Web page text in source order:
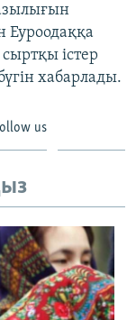
Еуроодаққа
істер
хабарлады.
us